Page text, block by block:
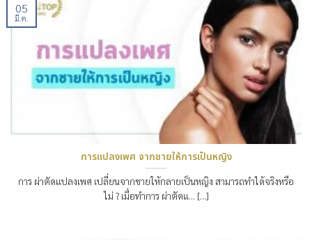
การแปลงเพศ จากชายให้การเป็นหญิง
การ ผ่าตัดแปลงเพศ เปลี่ยนจากชายให้กลายเป็นหญิง สามารถทำได้จริงหรือ
ไม่ ? เมื่อทำการ ผ่าตัดแ… [...]
05
มี.ค.